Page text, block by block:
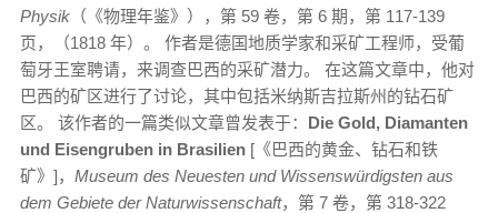
Physik （《物理年鉴》），第 59 卷，第 6 期，第 117-139
页，（1818 年）。 作者是德国地质学家和采矿工程师，受葡
萄牙王室聘请，来调查巴西的采矿潜力。 在这篇文章中，他对
巴西的矿区进行了讨论，其中包括米纳斯吉拉斯州的钻石矿
区。 该作者的一篇类似文章曾发表于： Die Gold, Diamanten
und Eisengruben in Brasilien [《巴西的黄金、钻石和铁
矿》]， Museum des Neuesten und Wissenswürdigsten aus
dem Gebiete der Naturwissenschaft，第 7 卷，第 318-322